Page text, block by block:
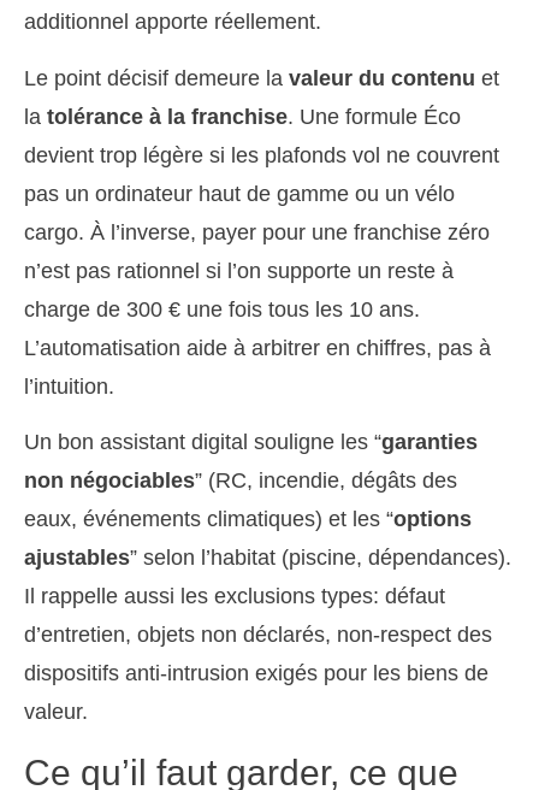
additionnel apporte réellement.
Le point décisif demeure la valeur du contenu et
la tolérance à la franchise. Une formule Éco
devient trop légère si les plafonds vol ne couvrent
pas un ordinateur haut de gamme ou un vélo
cargo. À l’inverse, payer pour une franchise zéro
n’est pas rationnel si l’on supporte un reste à
charge de 300 € une fois tous les 10 ans.
L’automatisation aide à arbitrer en chiffres, pas à
l’intuition.
Un bon assistant digital souligne les “garanties
non négociables” (RC, incendie, dégâts des
eaux, événements climatiques) et les “options
ajustables” selon l’habitat (piscine, dépendances).
Il rappelle aussi les exclusions types: défaut
d’entretien, objets non déclarés, non-respect des
dispositifs anti-intrusion exigés pour les biens de
valeur.
Ce qu’il faut garder, ce que